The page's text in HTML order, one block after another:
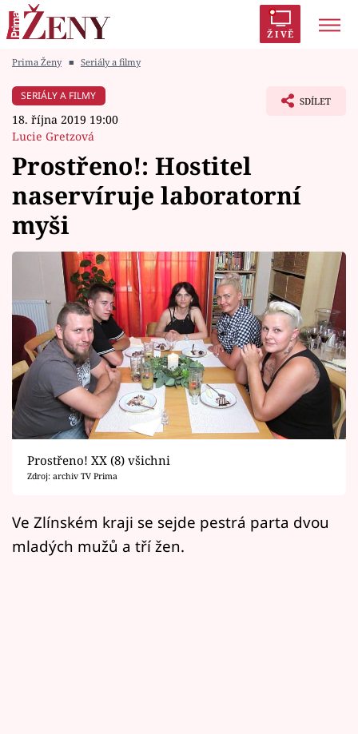
ŽIVĚ
Módní alarm
Témata
Celebrity
Vztahy
Seriály
Horoskopy
Sledujte prima+
Filmový festival Karlovy Vary
Pořady
Mámy sobě
Prima Ženy ■ Seriály a filmy
SERIÁLY A FILMY
18. října 2019 19:00
Lucie Gretzová
SDÍLET
Prostřeno!: Hostitel
naservíruje laboratorní
myši
Prostřeno! XX (8) všichni
Zdroj: archiv TV Prima
Ve Zlínském kraji se sejde pestrá parta dvou
mladých mužů a tří žen.